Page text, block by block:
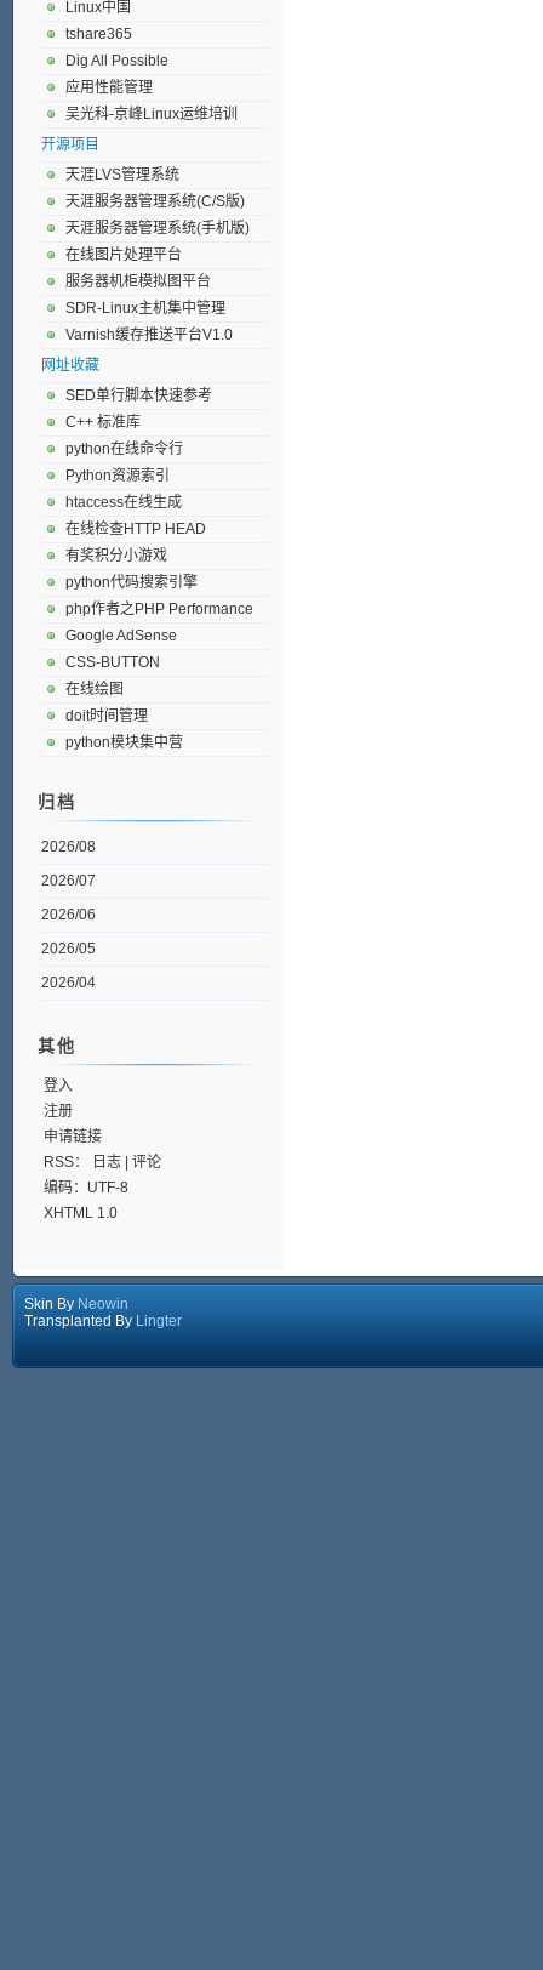
Linux中国
tshare365
Dig All Possible
应用性能管理
吴光科-京峰Linux运维培训
开源项目
天涯LVS管理系统
天涯服务器管理系统(C/S版)
天涯服务器管理系统(手机版)
在线图片处理平台
服务器机柜模拟图平台
SDR-Linux主机集中管理
Varnish缓存推送平台V1.0
网址收藏
SED单行脚本快速参考
C++ 标准库
python在线命令行
Python资源索引
htaccess在线生成
在线检查HTTP HEAD
有奖积分小游戏
python代码搜索引擎
php作者之PHP Performance
Google AdSense
CSS-BUTTON
在线绘图
doit时间管理
python模块集中营
归档
2026/08
2026/07
2026/06
2026/05
2026/04
其他
登入
注册
申请链接
RSS：
日志| 评论
编码：UTF-8
XHTML 1.0
Skin By Neowin
Transplanted By Lingter